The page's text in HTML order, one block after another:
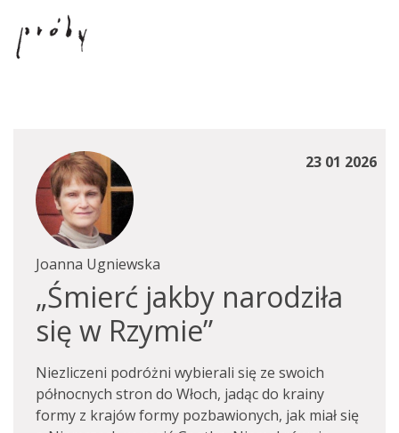
23 01 2026
Joanna Ugniewska
„Śmierć jakby narodziła
się w Rzymie”
Niezliczeni podróżni wybierali się ze swoich
północnych stron do Włoch, jadąc do krainy
formy z krajów formy pozbawionych, jak miał się